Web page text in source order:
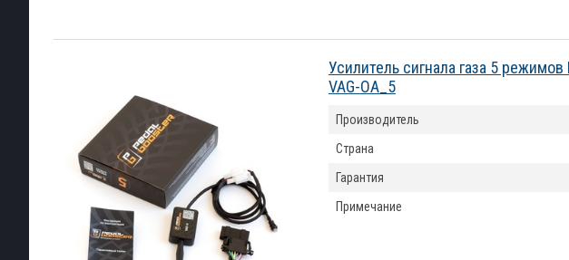
Усилитель сигнала газа 5
VAG-OA_5
Производитель
Страна
Гарантия
Примечание